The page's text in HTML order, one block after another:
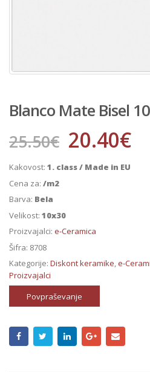
Blanco Mate Bisel
25.50€ 20.40€
Kakovost: 1. class / Made in EU
Cena za: /m2
Barva: Bela
Velikost: 10x30
Proizvajalci: e-Ceramica
Šifra: 8708
Kategorije: Diskont keramike,e-
Proizvajalci
Povpraševanje